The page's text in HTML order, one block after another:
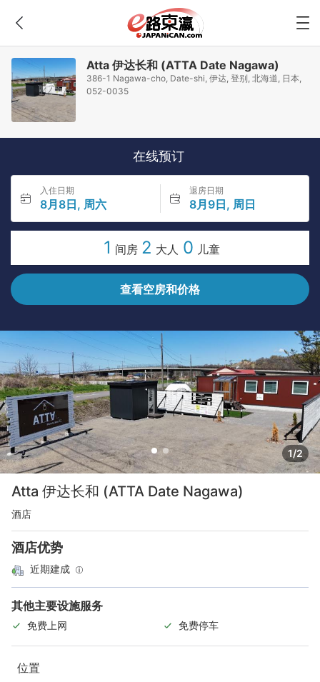
Atta 伊达长和 (ATTA Date Nagawa)
386-1 Nagawa-cho, Date-shi, 伊达, 登别, 北海道, 日本,
052-0035
在线预订
入住日期
8月8日, 周六
退房日期
8月9日, 周日
1 间房 2 大人 0 儿童
查看空房和价格
1/2
Atta 伊达长和 (ATTA Date Nagawa)
酒店
酒店优势
近期建成
其他主要设施服务
免费上网 免费停车
位置